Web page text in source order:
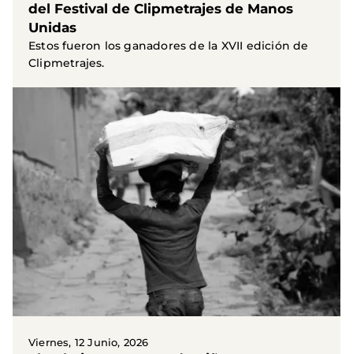
del Festival de Clipmetrajes de Manos
Unidas
Estos fueron los ganadores de la XVII edición de
Clipmetrajes.
Viernes, 12 Junio, 2026